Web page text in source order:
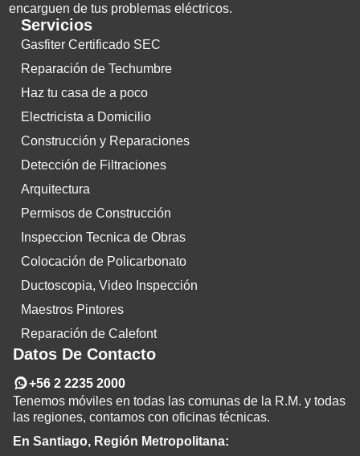
encarguen de tus problemas eléctricos.
Servicios
Gasfiter Certificado SEC
Reparación de Techumbre
Haz tu casa de a poco
Electricista a Domicilio
Construcción y Reparaciones
Detección de Filtraciones
Arquitectura
Permisos de Construcción
Inspeccion Tecnica de Obras
Colocación de Policarbonato
Ductoscopia, Video Inspección
Maestros Pintores
Reparación de Calefont
Datos De Contacto
+56 2 2235 2000
Tenemos móviles en todas las comunas de la R.M. y todas
las regiones, contamos con oficinas técnicas.
En Santiago, Región Metropolitana: